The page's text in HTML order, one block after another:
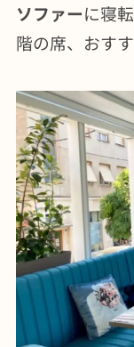
ソファーに寝
階の席、おす